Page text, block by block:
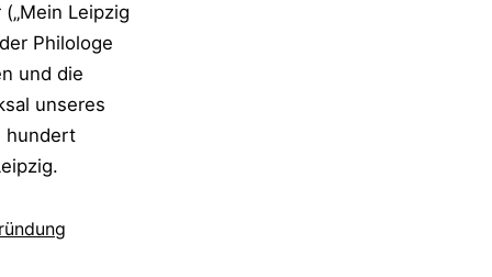
Leipzig
Philologe
und die
unseres
hundert